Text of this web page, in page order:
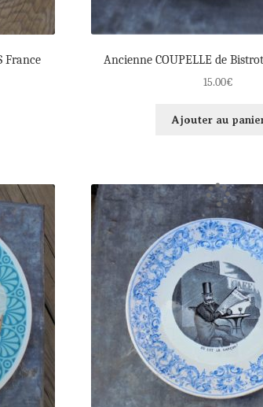
France Ancienne COUPELLE de
15.00€
Ajouter au